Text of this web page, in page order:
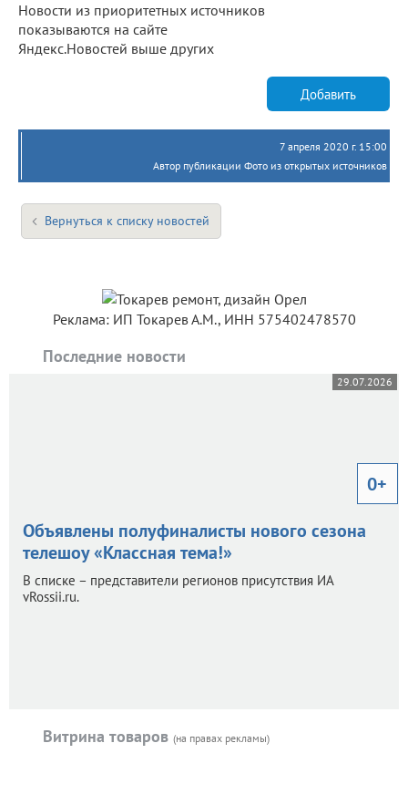
Новости из приоритетных источников
показываются на сайте
Яндекс.Новостей выше других
Добавить
7 апреля 2020 г. 15:00
Автор публикации Фото из открытых источников
Вернуться к списку новостей
Реклама: ИП Токарев А.М., ИНН 575402478570
Последние новости
29.07.2026
0+
Объявлены полуфиналисты нового сезона
телешоу «Классная тема!»
В списке – представители регионов присутствия ИА
vRossii.ru.
Витрина товаров (на правах рекламы)